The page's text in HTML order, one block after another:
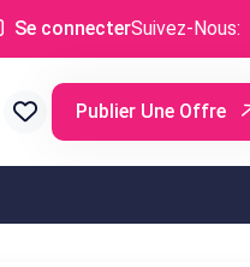
Se connecterSuivez-Nous:
Publier Une Offre